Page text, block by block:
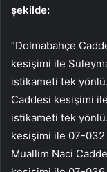
şekilde:
“Dolmabahçe
kesişimi ile
istikameti tek
Caddesi kesişimi
istikameti tek
kesişimi ile 07-032
Muallim Naci